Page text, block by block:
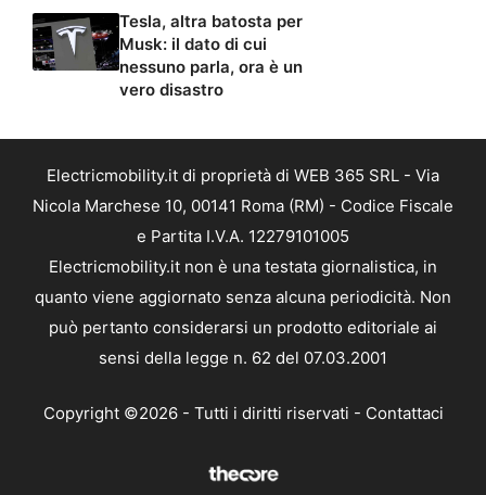
Tesla, altra batosta per
Musk: il dato di cui
nessuno parla, ora è un
vero disastro
Electricmobility.it di proprietà di WEB 365 SRL - Via
Nicola Marchese 10, 00141 Roma (RM) - Codice Fiscale
e Partita I.V.A. 12279101005
Electricmobility.it non è una testata giornalistica, in
quanto viene aggiornato senza alcuna periodicità. Non
può pertanto considerarsi un prodotto editoriale ai
sensi della legge n. 62 del 07.03.2001
Copyright ©2026 - Tutti i diritti riservati - Contattaci